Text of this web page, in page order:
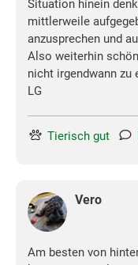
Situation hinein
mittlerweile
anzusprechen und
Also weiterhin
nicht irgendwann
LG
Tierisch gut
Vero
Am besten von